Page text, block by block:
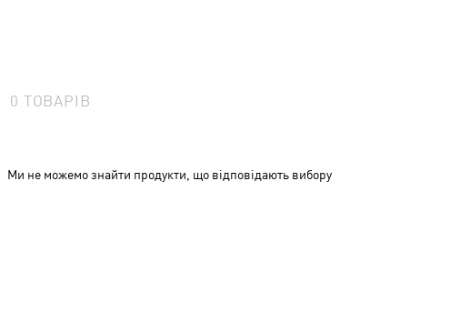
0 ТОВАРІВ
Ми не можемо знайти продукти, що відповідають вибору